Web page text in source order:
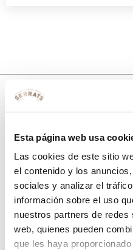
Esta página web usa
Las cookies de este sitio
el contenido y los
sociales y analizar el
información sobre el uso
nuestros partners de
web, quienes pueden
que les haya
con tu
Apúntatea nuestra
disfruta de
un 10% de